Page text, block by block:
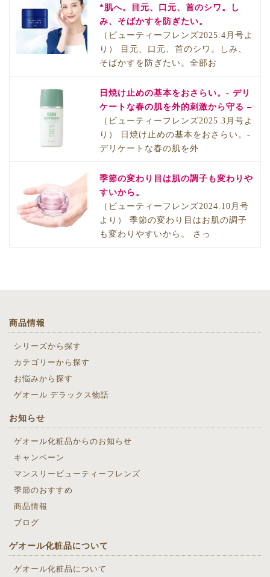
*肌へ。目元、口元、首のシワ。し
み、そばかすを防ぎたい。
（ビューティーフレンズ2025.4月号よ
り） 目元、口元、首のシワ。しみ、
そばかすを防ぎたい。全部お
日焼け止めの基本をおさらい。- デリ
ケートな春の肌を外的刺激から守る –
（ビューティーフレンズ2025.3月号よ
り） 日焼け止めの基本をおさらい。-
デリケートな春の肌を外
季節の変わり目は肌の調子も変わりや
すいから。
（ビューティーフレンズ2024.10月号
より） 季節の変わり目はお肌の調子
も変わりやすいから。 さっ
商品情報
シリーズから探す
カテゴリーから探す
お悩みから探す
ゲオール デラックス物語
お知らせ
ゲオール化粧品からのお知らせ
キャンペーン
マンスリービューティーフレンズ
季節のおすすめ
商品情報
ブログ
ゲオール化粧品について
ゲオール化粧品について